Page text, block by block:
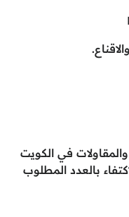
في الكويت
بالعدد المطلوب